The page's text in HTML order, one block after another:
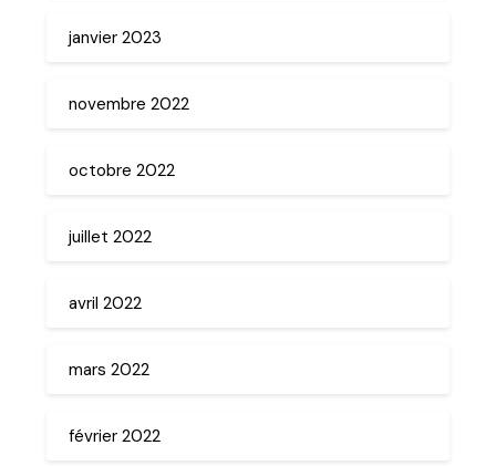
janvier 2023
novembre 2022
octobre 2022
juillet 2022
avril 2022
mars 2022
février 2022